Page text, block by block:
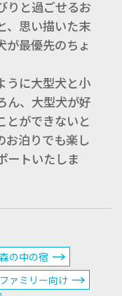
りと過ごせるお
、思い描いた末
が最優先のちょ
うに大型犬と小
ん、大型犬が好
とができないと
お泊りでも楽し
ートいたしま
森の中の宿
ファミリー向け